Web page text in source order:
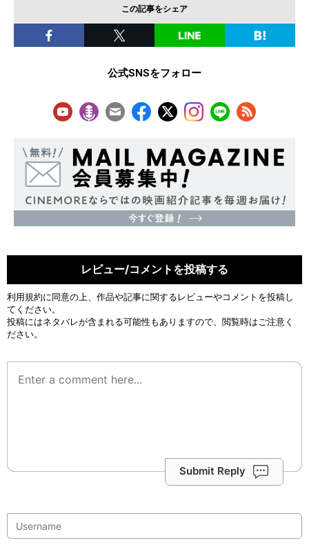
この記事をシェア
公式SNSをフォロー
レビュー/コメントを投稿する
利用規約に同意の上、作品や記事に関するレビューやコメントを投稿し
てください。
投稿にはネタバレが含まれる可能性もありますので、閲覧時はご注意く
ださい。
Submit Reply